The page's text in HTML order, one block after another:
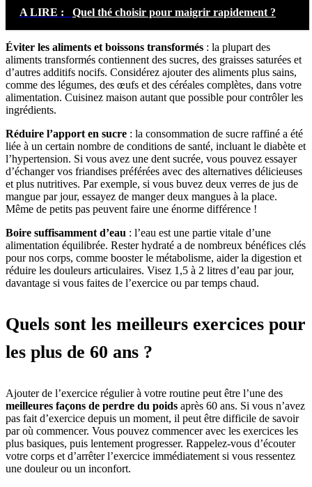
A LIRE : Quel thé choisir pour maigrir rapidement ?
Éviter les aliments et boissons transformés : la plupart des
aliments transformés contiennent des sucres, des graisses saturées et
d’autres additifs nocifs. Considérez ajouter des aliments plus sains,
comme des légumes, des œufs et des céréales complètes, dans votre
alimentation. Cuisinez maison autant que possible pour contrôler les
ingrédients.
Réduire l’apport en sucre : la consommation de sucre raffiné a été
liée à un certain nombre de conditions de santé, incluant le diabète et
l’hypertension. Si vous avez une dent sucrée, vous pouvez essayer
d’échanger vos friandises préférées avec des alternatives délicieuses
et plus nutritives. Par exemple, si vous buvez deux verres de jus de
mangue par jour, essayez de manger deux mangues à la place.
Même de petits pas peuvent faire une énorme différence !
Boire suffisamment d’eau : l’eau est une partie vitale d’une
alimentation équilibrée. Rester hydraté a de nombreux bénéfices clés
pour nos corps, comme booster le métabolisme, aider la digestion et
réduire les douleurs articulaires. Visez 1,5 à 2 litres d’eau par jour,
davantage si vous faites de l’exercice ou par temps chaud.
Quels sont les meilleurs exercices pour
les plus de 60 ans ?
Ajouter de l’exercice régulier à votre routine peut être l’une des
meilleures façons de perdre du poids après 60 ans. Si vous n’avez
pas fait d’exercice depuis un moment, il peut être difficile de savoir
par où commencer. Vous pouvez commencer avec les exercices les
plus basiques, puis lentement progresser. Rappelez-vous d’écouter
votre corps et d’arrêter l’exercice immédiatement si vous ressentez
une douleur ou un inconfort.